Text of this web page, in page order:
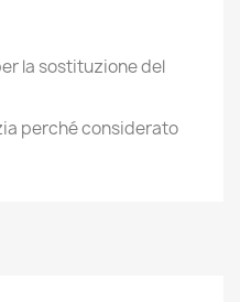
la sostituzione del
perché considerato